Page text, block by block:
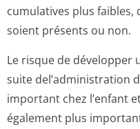
cumulatives plus faibles,
soient présents ou non.
Le risque de développer
suite del’administration
important chez l’enfant
également plus